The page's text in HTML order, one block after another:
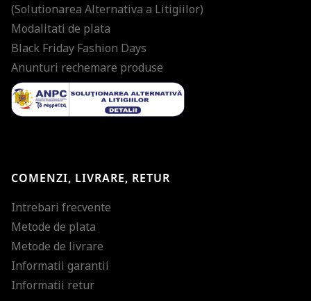
(Solutionarea Alternativa a Litigiilor)
Modalitati de plata
Black Friday Fashion Days
Anunturi rechemare produse
COMENZI, LIVRARE, RETUR
Intrebari frecvente
Metode de plata
Metode de livrare
Informatii garantii
Informatii retur